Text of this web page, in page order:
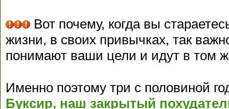
Вот почему, когда вы
жизни, в своих привычках, так
понимают ваши цели и идут в том
Именно поэтому три с половиной
Буксир, наш закрытый